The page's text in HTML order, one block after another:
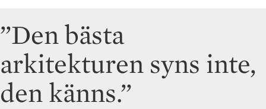
”Den bästa
arkitekturen syns inte,
den känns.”